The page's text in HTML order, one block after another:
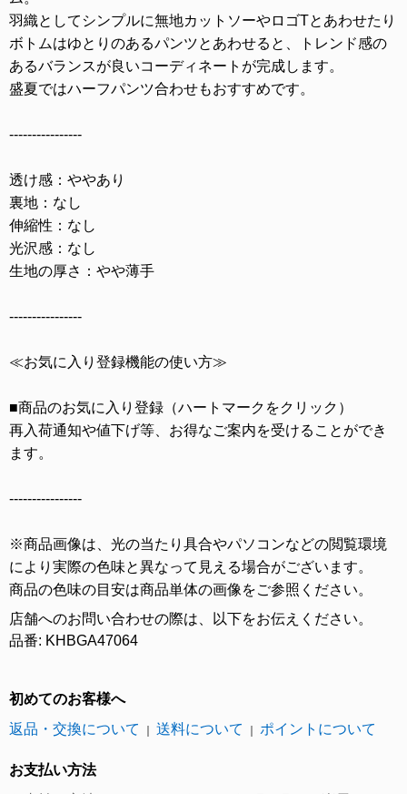
羽織としてシンプルに無地カットソーやロゴTとあわせたり
ボトムはゆとりのあるパンツとあわせると、トレンド感の
あるバランスが良いコーディネートが完成します。
盛夏ではハーフパンツ合わせもおすすめです。
----------------
透け感：ややあり
裏地：なし
伸縮性：なし
光沢感：なし
生地の厚さ：やや薄手
----------------
≪お気に入り登録機能の使い方≫
■商品のお気に入り登録（ハートマークをクリック）
再入荷通知や値下げ等、お得なご案内を受けることができ
ます。
----------------
※商品画像は、光の当たり具合やパソコンなどの閲覧環境
により実際の色味と異なって見える場合がございます。
商品の色味の目安は商品単体の画像をご参照ください。
店舗へのお問い合わせの際は、以下をお伝えください。
品番: KHBGA47064
初めてのお客様へ
返品・交換について
送料について ポイントについて
お支払い方法